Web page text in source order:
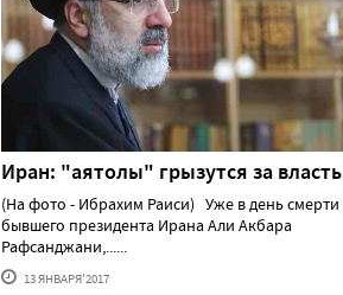
Иран: "аятолы" грызутся за власть
(На фото - Ибрахим Раиси) Уже в день смерти
бывшего президента Ирана Али Акбара
Рафсанджани,......
13 ЯНВАРЯ'2017